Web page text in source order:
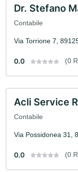
Dr. Stefano
Contabile
Via Torrione 7,
0.0 (0
Acli Service
Contabile
Via Possidonea 31,
0.0 (0